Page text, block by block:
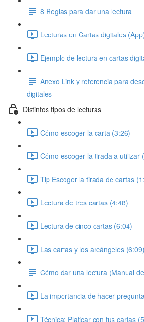
8 Reglas para dar una lectura
Lecturas en Cartas digitales
Ejemplo de lectura en cartas
Anexo Link y referencia para
digitales
Distintos tipos de lecturas
Cómo escoger la carta (3:26)
Cómo escoger la tirada a utilizar
Tip Escoger la tirada de cartas
Lectura de tres cartas (4:48)
Lectura de cinco cartas (6:04)
Las cartas y los arcángeles (6:09)
Cómo dar una lectura (Manual
La importancia de hacer
Técnica: Platicar con tus cartas